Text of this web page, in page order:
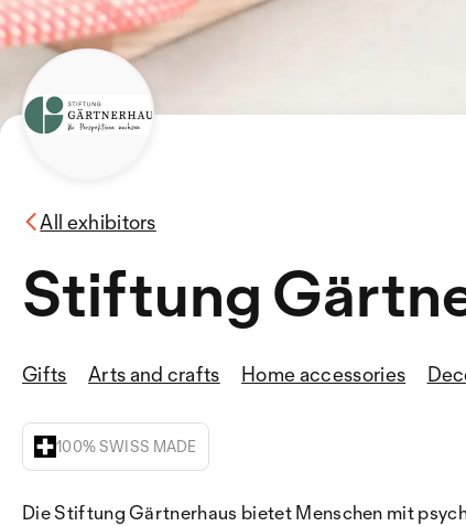
All exhibitors
Stiftung
Gifts Arts and crafts Home accessories
100% SWISS MADE
Die Stiftung Gärtnerhaus bietet Menschen mit